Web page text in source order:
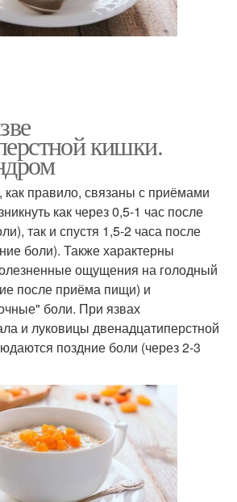
кишки.
правило, связаны с приёмами
как через 0,5-1 час после
так и спустя 1,5-2 часа после
боли). Также характерны
ощущения на голодный
после приёма пищи) и
боли. При язвах
и луковицы двенадцатиперстной
поздние боли (через 2-3